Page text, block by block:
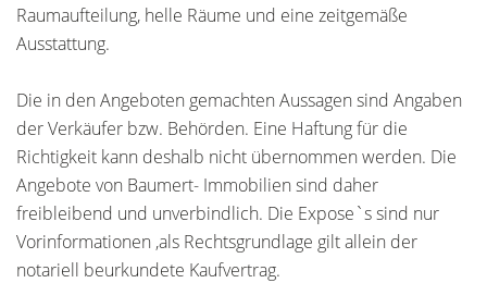
Raumaufteilung, helle Räume und eine zeitgemäße
Ausstattung.
Die in den Angeboten gemachten Aussagen sind Angaben
der Verkäufer bzw. Behörden. Eine Haftung für die
Richtigkeit kann deshalb nicht übernommen werden. Die
Angebote von Baumert- Immobilien sind daher
freibleibend und unverbindlich. Die Expose`s sind nur
Vorinformationen ,als Rechtsgrundlage gilt allein der
notariell beurkundete Kaufvertrag.